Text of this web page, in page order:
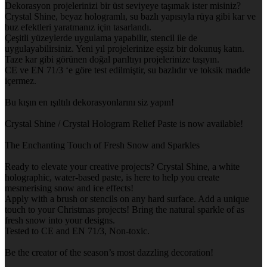
Dekorasyon projelerinizi bir üst seviyeye taşımak ister misiniz?
Crystal Shine, beyaz hologramlı, su bazlı yapısıyla rüya gibi kar ve
buz efektleri yaratmanız için tasarlandı.
Çeşitli yüzeylerde uygulama yapabilir, stencil ile de
uygulayabilirsiniz. Yeni yıl projelerinize eşsiz bir dokunuş katın.
Taze kar gibi görünen doğal parıltıyı projelerinize taşıyın.
CE ve EN 71/3 ‘e göre test edilmiştir, su bazlıdır ve toksik madde
içermez.
Bu kışın en ışıltılı dekorasyonlarını siz yapın!
Crystal Shine / Crystal Hologram Relief Paste is now available!
The Enchanting Touch of Fresh Snow and Sparkles
Ready to elevate your creative projects? Crystal Shine, a white
holographic, water-based paste, is here to help you create
mesmerising snow and ice effects!
Apply with a brush or stencils on any hard surface. Add a unique
touch to your Christmas projects! Bring the natural sparkle of as
fresh snow into your designs.
Tested to CE and EN 71/3, Non-toxic.
Be the creator of the season’s most dazzling decoration!